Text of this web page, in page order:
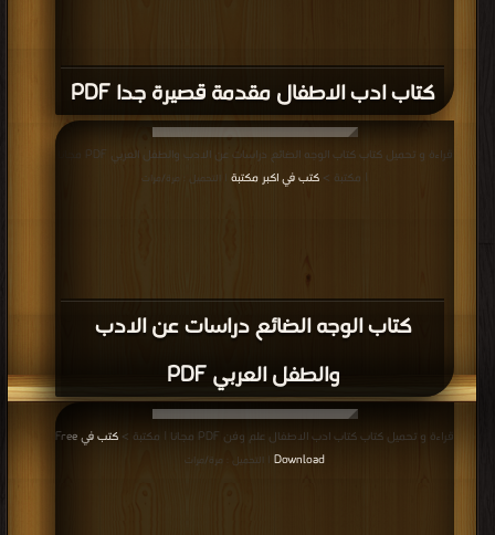
كتاب ادب الاطفال مقدمة قصيرة جدا PDF
كتاب الوجه الضائع دراسات عن الادب
والطفل العربي PDF
| مكتبة > كتب في اكبر مكتبة | التحميل : مرة/مرات
قراءة و تحميل كتاب كتاب ادب الاطفال علم وفن PDF مجانا | مكتبة >
كتب في Free
Download | التحميل : مرة/مرات